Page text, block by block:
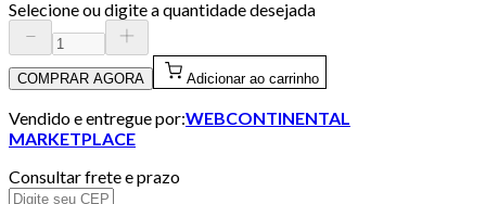
Selecione ou digite a quantidade desejada
COMPRAR AGORA Adicionar ao carrinho
Vendido e entregue por:WEBCONTINENTAL
MARKETPLACE
Consultar frete e prazo